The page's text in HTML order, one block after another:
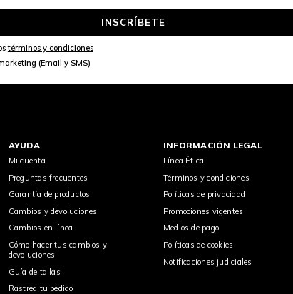
INSCRÍBETE
términos y condiciones
(Email y SMS)
AYUDA
Mi cuenta
Preguntas frecuentes
Garantía de productos
Cambios y devoluciones
Cambios en línea
Cómo hacer tus cambios y
devoluciones
Guía de tallas
Rastrea tu pedido
INFORMACIÓN LEGAL
Línea Ética
Términos y condiciones
Políticas de privacidad
Promociones vigentes
Medios de pago
Políticas de cookies
Notificaciones judiciales